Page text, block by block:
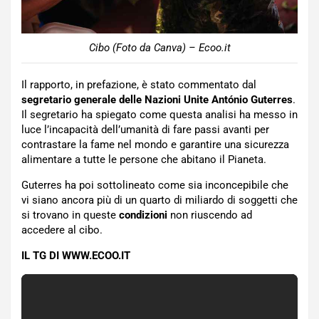
Cibo (Foto da Canva) – Ecoo.it
Il rapporto, in prefazione, è stato commentato dal
segretario generale delle Nazioni Unite António Guterres.
Il segretario ha spiegato come questa analisi ha messo in
luce l’incapacità dell’umanità di fare passi avanti per
contrastare la fame nel mondo e garantire una sicurezza
alimentare a tutte le persone che abitano il Pianeta.
Guterres ha poi sottolineato come sia inconcepibile che
vi siano ancora più di un quarto di miliardo di soggetti che
si trovano in queste condizioni non riuscendo ad
accedere al cibo.
IL TG DI WWW.ECOO.IT